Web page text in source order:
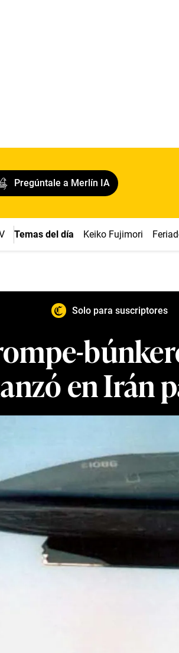
Pregúntale a Merlín IA
Temas del día Keiko Fujimori
Solo para suscriptores
en Irán